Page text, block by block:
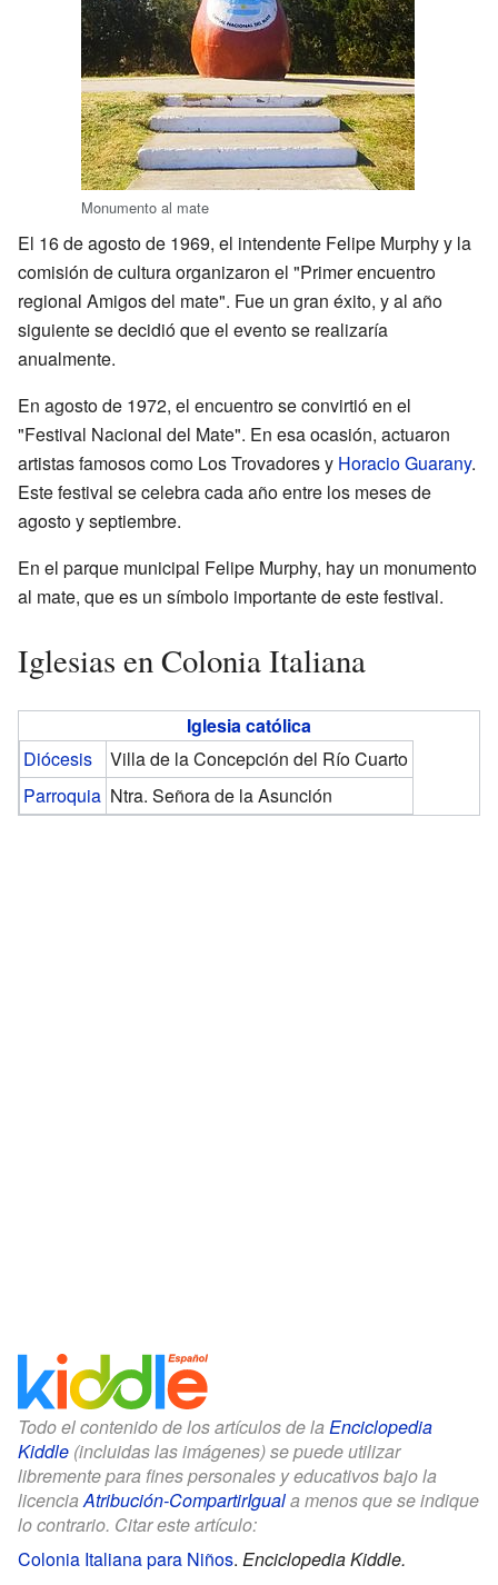
Monumento al mate
El 16 de agosto de 1969, el intendente Felipe Murphy y la
comisión de cultura organizaron el "Primer encuentro
regional Amigos del mate". Fue un gran éxito, y al año
siguiente se decidió que el evento se realizaría
anualmente.
En agosto de 1972, el encuentro se convirtió en el
"Festival Nacional del Mate". En esa ocasión, actuaron
artistas famosos como Los Trovadores y Horacio Guarany.
Este festival se celebra cada año entre los meses de
agosto y septiembre.
En el parque municipal Felipe Murphy, hay un monumento
al mate, que es un símbolo importante de este festival.
Iglesias en Colonia Italiana
Iglesia católica
Diócesis
Villa de la Concepción del Río Cuarto
Parroquia Ntra. Señora de la Asunción
Todo el contenido de los artículos de la Enciclopedia
Kiddle (incluidas las imágenes) se puede utilizar
libremente para fines personales y educativos bajo la
licenciaAtribución-CompartirIguala menos que se indique
lo contrario. Citar este artículo:
Colonia Italiana para Niños. Enciclopedia Kiddle.